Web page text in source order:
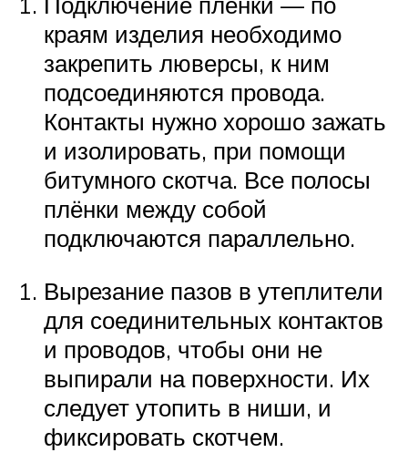
краям изделия необходимо
закрепить люверсы, к ним
подсоединяются провода.
Контакты нужно хорошо зажать
и изолировать, при помощи
битумного скотча. Все полосы
плёнки между собой
подключаются параллельно.
Вырезание пазов в утеплители
для соединительных контактов
и проводов, чтобы они не
выпирали на поверхности. Их
следует утопить в ниши, и
фиксировать скотчем.